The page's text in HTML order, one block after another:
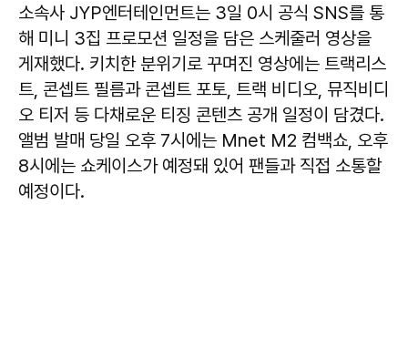
소속사 JYP엔터테인먼트는 3일 0시 공식 SNS를 통
해 미니 3집 프로모션 일정을 담은 스케줄러 영상을
게재했다. 키치한 분위기로 꾸며진 영상에는 트랙리스
트, 콘셉트 필름과 콘셉트 포토, 트랙 비디오, 뮤직비디
오 티저 등 다채로운 티징 콘텐츠 공개 일정이 담겼다.
앨범 발매 당일 오후 7시에는 Mnet M2 컴백쇼, 오후
8시에는 쇼케이스가 예정돼 있어 팬들과 직접 소통할
예정이다.